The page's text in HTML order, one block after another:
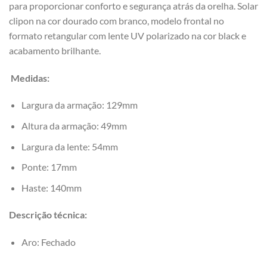
para proporcionar conforto e segurança atrás da orelha. Solar
clipon na cor dourado com branco, modelo frontal no
formato retangular com lente UV polarizado na cor black e
acabamento brilhante.
Medidas:
Largura da armação: 129mm
Altura da armação: 49mm
Largura da lente: 54mm
Ponte: 17mm
Haste: 140mm
Descrição técnica:
Aro: Fechado